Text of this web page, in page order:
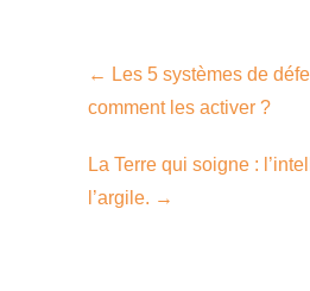
← Les 5 systèmes de
comment les activer ?
La Terre qui soigne :
l’argile. →